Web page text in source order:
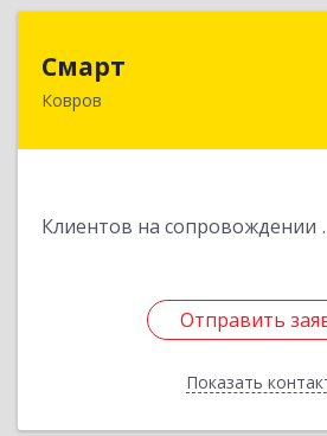
Смарт
Ковров
Клиентов на сопровождении
Отправить
Показать
601900, Владимирская обл,
Отправить
Назад